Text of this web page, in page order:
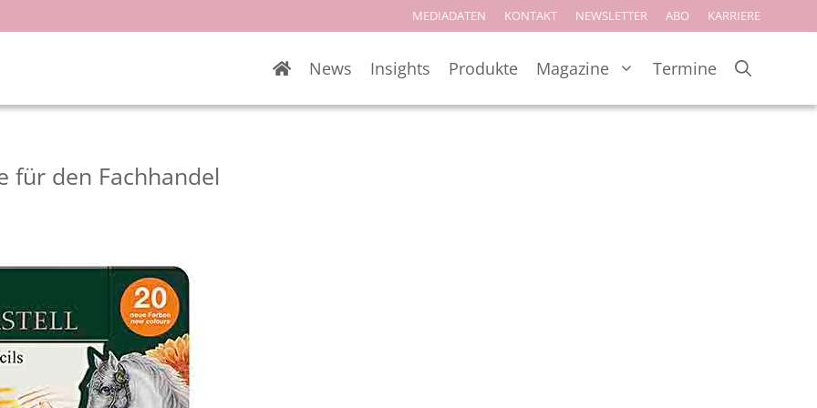
MEDIADATEN KONTAKT NEWSLETTER ABO KARRIERE
News Insights Produkte Magazine Termine
für den Fachhandel